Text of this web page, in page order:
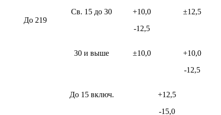
До 219
Св. 15 до 30
+10,0
-12,5
±12,5
30 и выше ±10,0
+10,0
-12,5
До 15 включ.
+12,5
-15,0